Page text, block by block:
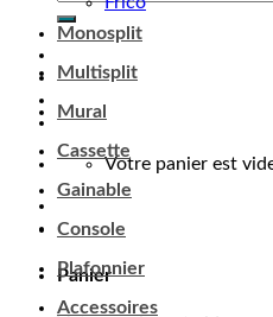
Votre panier est vide.
Panier
Votre panier est vide.
Monosplit
Multisplit
Mural
Cassette
Gainable
Console
Plafonnier
Accessoires